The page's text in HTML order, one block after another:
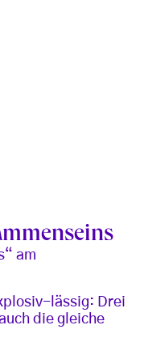
am
lässig: Drei
die gleiche